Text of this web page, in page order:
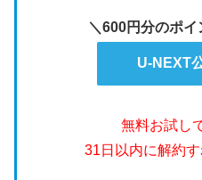
＼600円分のポ
U-NEXT
無料お試し
31日以内に解約す